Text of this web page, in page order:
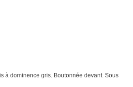
à dominence gris. Boutonnée devant. Sous